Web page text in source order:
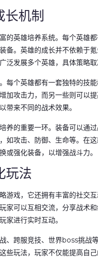
机制
的英雄培养系统。每个英雄
备。英雄的成长并不依赖于
泛发展多个英雄，具体策略取
每个英雄都有一套独特的技
加攻击力，而另一些则可以
带来不同的战术效果。
养的重要一环。装备可以通
如攻击、防御、生命等。在
或强化装备，以增强战斗力。
玩法
游戏，它还拥有丰富的社交
家可以互相交流，分享战术
家进行实时互动。
、跨服竞技、世界boss挑战
些玩法，玩家不仅能提高自